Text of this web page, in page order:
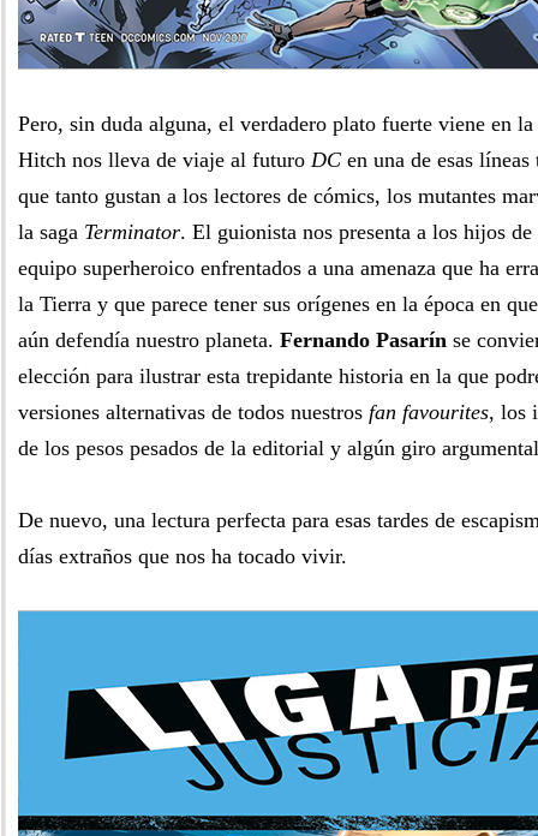
Pero, sin duda alguna, el verdadero plato fuerte viene en
Hitch nos lleva de viaje al futuro DC en una de esas
que tanto gustan a los lectores de cómics, los mutantes
la saga Terminator. El guionista nos presenta a los hijos
equipo superheroico enfrentados a una amenaza que ha
la Tierra y que parece tener sus orígenes en la época en
aún defendía nuestro planeta. Fernando Pasarín se
elección para ilustrar esta trepidante historia en la que
versiones alternativas de todos nuestros fan favourites, los
de los pesos pesados de la editorial y algún giro
De nuevo, una lectura perfecta para esas tardes de
días extraños que nos ha tocado vivir.